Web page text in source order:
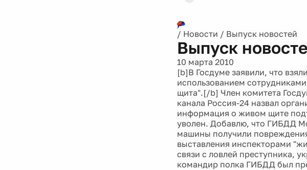
/ Новости / Выпуск новостей
Выпуск
10 марта 2010
[b]В Госдуме заявили, что
использованием
щита".[/b] Член комитета
канала Россия-24 назвал
информация о живом щите
уволен. Добавлю, что ГИБДД
машины получили
выставления инспекторами
связи с ловлей преступника,
командир полка ГИБДД был